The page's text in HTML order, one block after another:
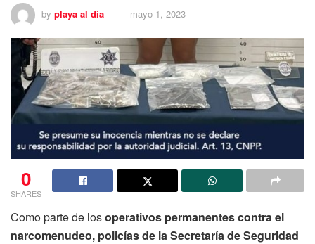
by playa al dia mayo 1, 2023
0
SHARES
Como parte de losoperativos permanentes contra el
narcomenudeo, policías de la Secretaría de Seguridad